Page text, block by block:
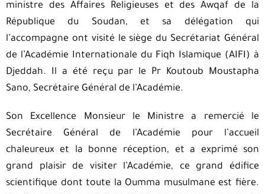
ministre des Affaires Religieuses et des Awqaf de la
République du Soudan, et sa délégation qui
l’accompagne ont visité le siège du Secrétariat Général
de l’Académie Internationale du Fiqh Islamique (AIFI) à
Djeddah. Il a été reçu par le Pr Koutoub Moustapha
Sano, Secrétaire Général de l’Académie.
Son Excellence Monsieur le Ministre a remercié le
Secrétaire Général de l’Académie pour l’accueil
chaleureux et la bonne réception, et a exprimé son
grand plaisir de visiter l’Académie, ce grand édifice
scientifique dont toute la Oumma musulmane est fière.